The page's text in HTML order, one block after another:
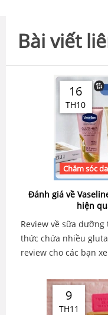
Bài viết
16
TH10
Chăm sóc da
Đánh giá về
hiện
Review về sữa
thức chứa nhiều
review cho các bạn
9
TH11